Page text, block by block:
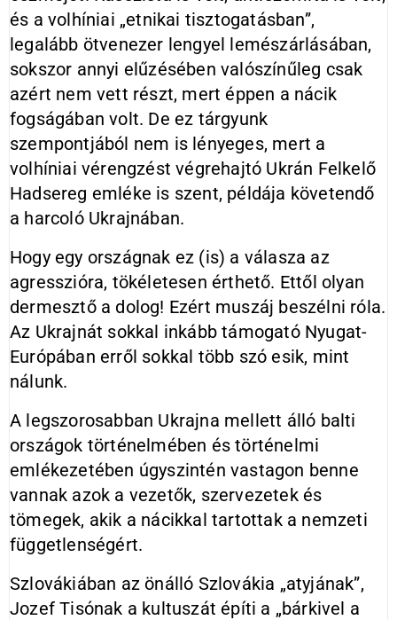
és a volhíniai „etnikai tisztogatásban”,
legalább ötvenezer lengyel lemészárlásában,
sokszor annyi elűzésében valószínűleg csak
azért nem vett részt, mert éppen a nácik
fogságában volt. De ez tárgyunk
szempontjából nem is lényeges, mert a
volhíniai vérengzést végrehajtó Ukrán Felkelő
Hadsereg emléke is szent, példája követendő
a harcoló Ukrajnában.
Hogy egy országnak ez (is) a válasza az
agresszióra, tökéletesen érthető. Ettől olyan
dermesztő a dolog! Ezért muszáj beszélni róla.
Az Ukrajnát sokkal inkább támogató Nyugat-
Európában erről sokkal több szó esik, mint
nálunk.
A legszorosabban Ukrajna mellett álló balti
országok történelmében és történelmi
emlékezetében úgyszintén vastagon benne
vannak azok a vezetők, szervezetek és
tömegek, akik a nácikkal tartottak a nemzeti
függetlenségért.
Szlovákiában az önálló Szlovákia „atyjának”,
Jozef Tisónak a kultuszát építi a „bárkivel a